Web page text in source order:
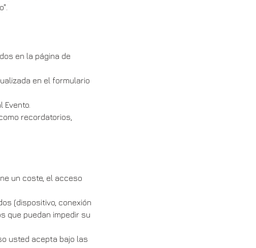
en la página de
en el formulario
recordatorios,
un coste, el acceso
(dispositivo, conexión
que puedan impedir su
usted acepta bajo las